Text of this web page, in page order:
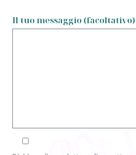
Il tuo messaggio (facoltativo)